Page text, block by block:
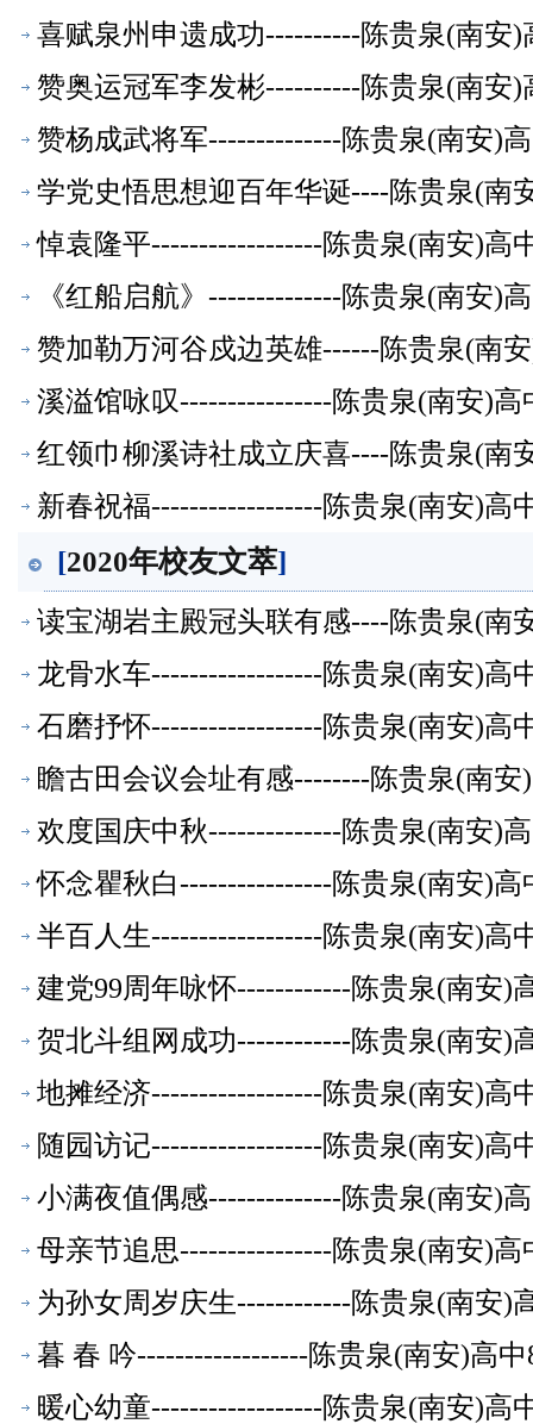
喜赋泉州申遗成功----------陈贵泉(南安)
赞奥运冠军李发彬----------陈贵泉(南安)
赞杨成武将军--------------陈贵泉(南安)
学党史悟思想迎百年华诞----陈贵泉(南
悼袁隆平------------------陈贵泉(南安)高
《红船启航》--------------陈贵泉(南安)
赞加勒万河谷戍边英雄------陈贵泉(南
溪溢馆咏叹----------------陈贵泉(南安)高
红领巾柳溪诗社成立庆喜----陈贵泉(南
新春祝福------------------陈贵泉(南安)高
[2020年校友文萃]
读宝湖岩主殿冠头联有感----陈贵泉(南
龙骨水车------------------陈贵泉(南安)高
石磨抒怀------------------陈贵泉(南安)高
瞻古田会议会址有感--------陈贵泉(南安
欢度国庆中秋--------------陈贵泉(南安)
怀念瞿秋白----------------陈贵泉(南安)高
半百人生------------------陈贵泉(南安)高
建党99周年咏怀------------陈贵泉(南安)
贺北斗组网成功------------陈贵泉(南安)
地摊经济------------------陈贵泉(南安)高
随园访记------------------陈贵泉(南安)高
小满夜值偶感--------------陈贵泉(南安)
母亲节追思----------------陈贵泉(南安)高
为孙女周岁庆生------------陈贵泉(南安)
暮 春 吟------------------陈贵泉(南安)高
暖心幼童------------------陈贵泉(南安)高